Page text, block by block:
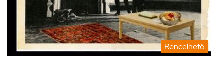
Rendelhető